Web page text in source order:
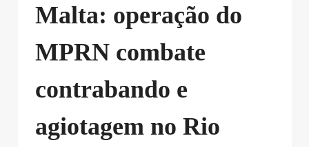
Malta: operação do
MPRN combate
contrabando e
agiotagem no Rio